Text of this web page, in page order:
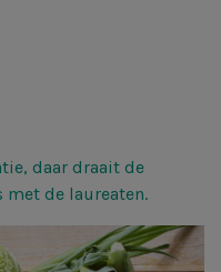
daar draait de
met de laureaten.